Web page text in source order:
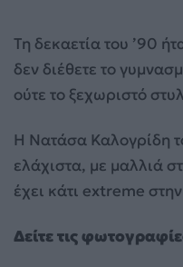
Τη δεκαετία του ’90
δεν διέθετε το
ούτε το ξεχωριστό
Η Νατάσα Καλογρίδη
ελάχιστα, με μαλλιά
έχει κάτι extreme
Δείτε τις